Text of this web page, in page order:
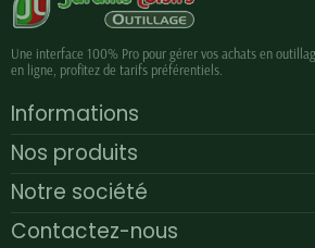
Une interface 100% Pro pour gérer vos achats en
en ligne, profitez de tarifs préférentiels.
Informations
Nos produits
Notre société
Contactez-nous